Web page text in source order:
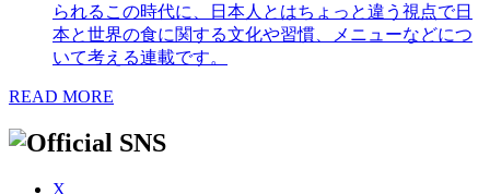
られるこの時代に、日本人とはちょっと違う視点で日
本と世界の食に関する文化や習慣、メニューなどにつ
いて考える連載です。
READ MORE
X